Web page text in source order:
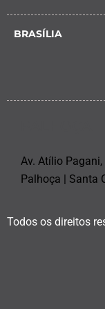
BRASÍLIA
Av. Atílio
Palhoça | Santa
Todos os direitos